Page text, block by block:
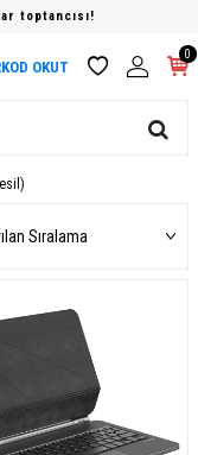
toptancısı!
OKUT
0